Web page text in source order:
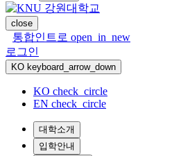
close
통합인트로 open_in_new
로그인
KO keyboard_arrow_down
KO check_circle
EN check_circle
대학소개
입학안내